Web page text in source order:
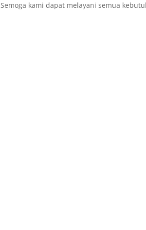
Semoga kami dapat melayani semua